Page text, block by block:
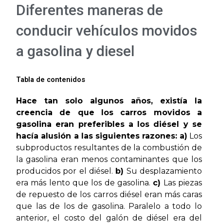
Diferentes maneras de
conducir vehículos movidos
a gasolina y diesel
Tabla de contenidos
Hace tan solo algunos años, existía la
creencia de que los carros movidos a
gasolina eran preferibles a los diésel y se
hacía alusión a las siguientes razones: a) Los
subproductos resultantes de la combustión de
la gasolina eran menos contaminantes que los
producidos por el diésel. b) Su desplazamiento
era más lento que los de gasolina. c) Las piezas
de repuesto de los carros diésel eran más caras
que las de los de gasolina. Paralelo a todo lo
anterior, el costo del galón de diésel era del